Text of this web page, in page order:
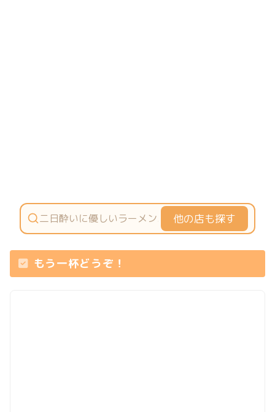
他の店も探す
もう一杯どうぞ！